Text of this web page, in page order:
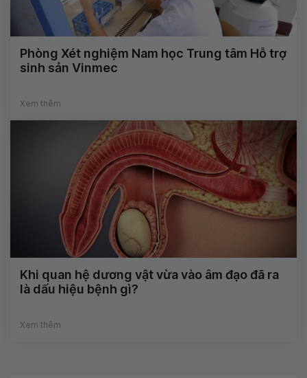
Phòng Xét nghiệm Nam học Trung tâm Hỗ trợ
sinh sản Vinmec
Xem thêm
Khi quan hệ dương vật vừa vào âm đạo đã ra
là dấu hiệu bệnh gì?
Xem thêm